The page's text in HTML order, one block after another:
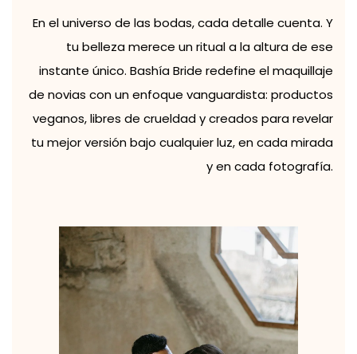
En el universo de las bodas, cada detalle cuenta. Y
tu belleza merece un ritual a la altura de ese
instante único. Bashía Bride redefine el maquillaje
de novias con un enfoque vanguardista: productos
veganos, libres de crueldad y creados para revelar
tu mejor versión bajo cualquier luz, en cada mirada
y en cada fotografía.